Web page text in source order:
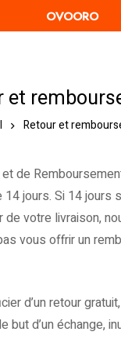
OVOORO
et
Retour et
de
14 jours. Si 14 jours
de votre livraison,
vous offrir un
d’un retour
but d’un échange,